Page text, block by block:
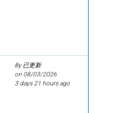
By 已更新
on 08/03/2026
3 days 21 hours ago